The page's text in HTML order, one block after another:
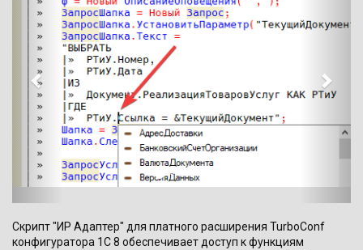
e
v
i
o
u
s
t
Cкрипт "ИР Адаптер" для платного расширения TurboConf
конфигуратора 1С 8 обеспечивает доступ к функциям